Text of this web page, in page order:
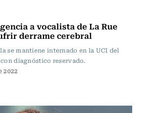
a vocalista de La Rue
derrame cerebral
se mantiene internado en la UCI del
diagnóstico reservado.
2022